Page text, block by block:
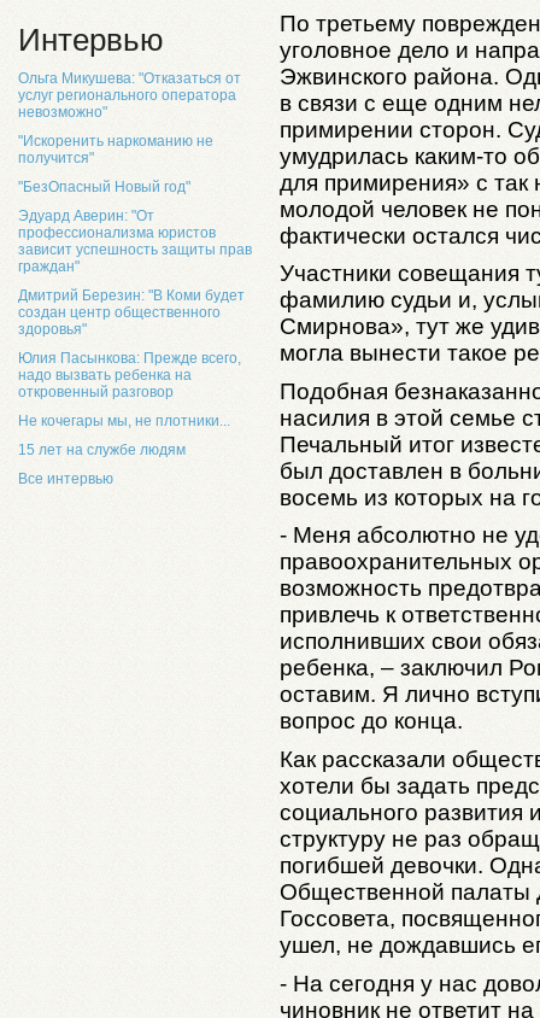
Интервью
Ольга Микушева: "Отказаться от
услуг регионального оператора
невозможно"
"Искоренить наркоманию не
получится"
"БезОпасный Новый год"
Эдуард Аверин: "От
профессионализма юристов
зависит успешность защиты прав
граждан"
Дмитрий Березин: "В Коми будет
создан центр общественного
здоровья"
Юлия Пасынкова: Прежде всего,
надо вызвать ребенка на
откровенный разговор
Не кочегары мы, не плотники...
15 лет на службе людям
Все интервью
По третьему
уголовное дело и
Эжвинского района.
в связи с еще одним
примирении сторон.
умудрилась каким-то
для примирения» с
молодой человек не
фактически остался
Участники совещания
фамилию судьи и,
Смирнова», тут же
могла вынести такое
Подобная
насилия в этой семье
Печальный итог
был доставлен в
восемь из которых на
- Меня абсолютно не
правоохранительных
возможность
привлечь к
исполнивших свои
ребенка, – заключил
оставим. Я лично
вопрос до конца.
Как рассказали
хотели бы задать
социального развития
структуру не раз
погибшей девочки.
Общественной палаты
Госсовета,
ушел, не дождавшись
- На сегодня у нас
чиновник не ответит